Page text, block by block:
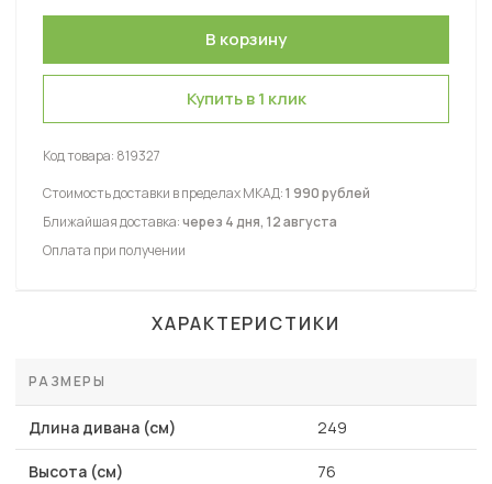
Левое
Купить в 1 клик
Код товара: 819327
Стоимость доставки в пределах МКАД:1 990 рублей
Ближайшая доставка:через 4 дня, 12 августа
Оплата при получении
ХАРАКТЕРИСТИКИ
РАЗМЕРЫ
Длина дивана (см) 249
Высота (см) 76